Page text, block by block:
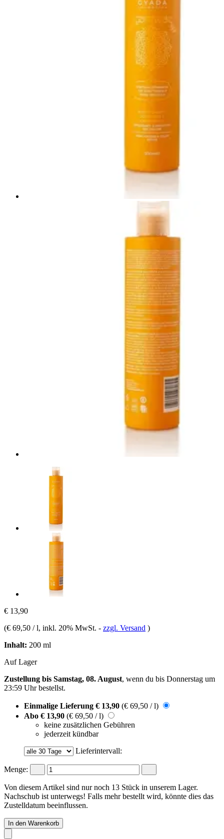
€ 13,90
(€ 69,50 / l, inkl. 20% MwSt. - zzgl. Versand )
Inhalt: 200 ml
Auf Lager
Zustellung bis Samstag, 08. August, wenn du bis Donnerstag um
23:59 Uhrbestellst.
Einmalige Lieferung € 13,90 (€ 69,50 / l)
Abo € 13,90 (€ 69,50 / l)
keine zusätzlichen Gebühren
jederzeit kündbar
Lieferintervall:
Menge:
Von diesem Artikel sind nur noch 13 Stück in unserem Lager.
Nachschub ist unterwegs! Falls mehr bestellt wird, könnte dies das
Zustelldatum beeinflussen.
In den Warenkorb